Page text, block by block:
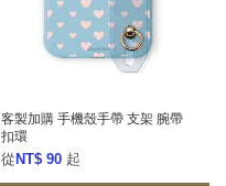
客製加購 手機殼手帶 支架 腕帶
扣環
從 NT$ 90 起